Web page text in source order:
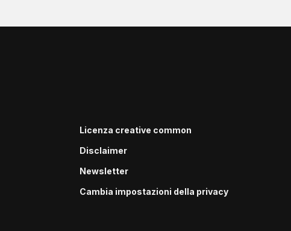
Licenza creative common
Disclaimer
Newsletter
Cambia impostazioni della privacy